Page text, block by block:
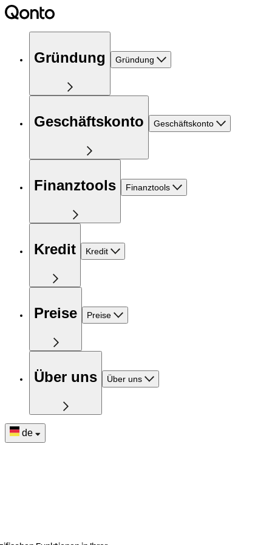
Gründung Gründung
Geschäftskonto Geschäftskonto
Finanztools Finanztools
Kredit Kredit
Preise Preise
Über uns Über uns
de